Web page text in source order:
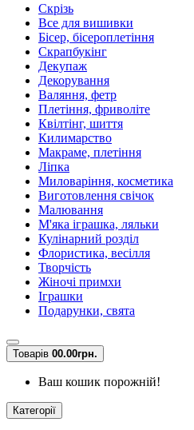
Скрізь
Все для вишивки
Бісер, бісероплетіння
Скрапбукінг
Декупаж
Декорування
Валяння, фетр
Плетіння, фриволіте
Квілтінг, шиття
Килимарство
Макраме, плетіння
Ліпка
Миловаріння, косметика
Виготовлення свічок
Малювання
М'яка іграшка, ляльки
Кулінарний розділ
Флористика, весілля
Творчість
Жіночі примхи
Іграшки
Подарунки, свята
Товарів 00.00грн.
Ваш кошик порожній!
Категорії